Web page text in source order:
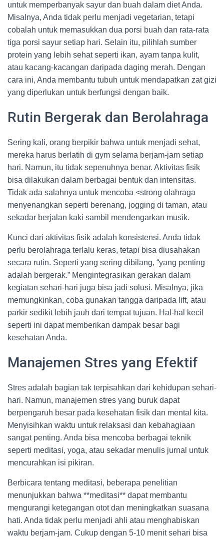
untuk memperbanyak sayur dan buah dalam diet Anda.
Misalnya, Anda tidak perlu menjadi vegetarian, tetapi
cobalah untuk memasukkan dua porsi buah dan rata-rata
tiga porsi sayur setiap hari. Selain itu, pilihlah sumber
protein yang lebih sehat seperti ikan, ayam tanpa kulit,
atau kacang-kacangan daripada daging merah. Dengan
cara ini, Anda membantu tubuh untuk mendapatkan zat gizi
yang diperlukan untuk berfungsi dengan baik.
Rutin Bergerak dan Berolahraga
Sering kali, orang berpikir bahwa untuk menjadi sehat,
mereka harus berlatih di gym selama berjam-jam setiap
hari. Namun, itu tidak sepenuhnya benar. Aktivitas fisik
bisa dilakukan dalam berbagai bentuk dan intensitas.
Tidak ada salahnya untuk mencoba <strong olahraga
menyenangkan seperti berenang, jogging di taman, atau
sekadar berjalan kaki sambil mendengarkan musik.
Kunci dari aktivitas fisik adalah konsistensi. Anda tidak
perlu berolahraga terlalu keras, tetapi bisa diusahakan
secara rutin. Seperti yang sering dibilang, “yang penting
adalah bergerak.” Mengintegrasikan gerakan dalam
kegiatan sehari-hari juga bisa jadi solusi. Misalnya, jika
memungkinkan, coba gunakan tangga daripada lift, atau
parkir sedikit lebih jauh dari tempat tujuan. Hal-hal kecil
seperti ini dapat memberikan dampak besar bagi
kesehatan Anda.
Manajemen Stres yang Efektif
Stres adalah bagian tak terpisahkan dari kehidupan sehari-
hari. Namun, manajemen stres yang buruk dapat
berpengaruh besar pada kesehatan fisik dan mental kita.
Menyisihkan waktu untuk relaksasi dan kebahagiaan
sangat penting. Anda bisa mencoba berbagai teknik
seperti meditasi, yoga, atau sekadar menulis jurnal untuk
mencurahkan isi pikiran.
Berbicara tentang meditasi, beberapa penelitian
menunjukkan bahwa **meditasi** dapat membantu
mengurangi ketegangan otot dan meningkatkan suasana
hati. Anda tidak perlu menjadi ahli atau menghabiskan
waktu berjam-jam. Cukup dengan 5-10 menit sehari bisa